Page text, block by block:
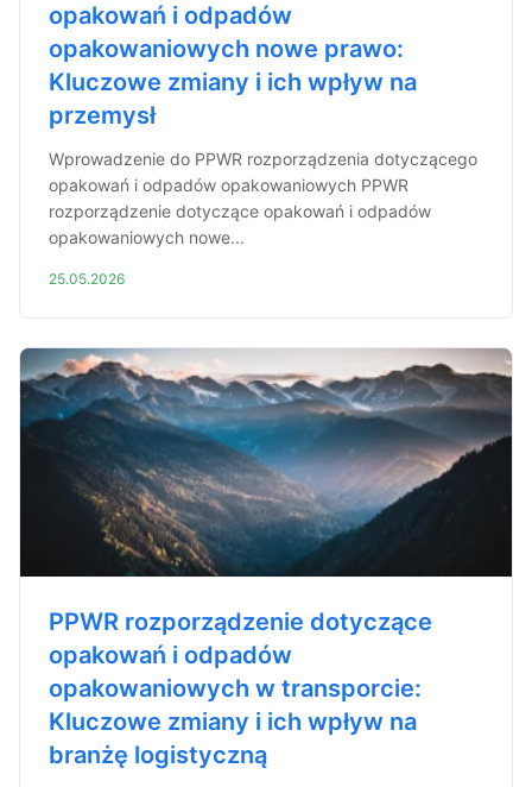
opakowań i odpadów
opakowaniowych nowe prawo:
Kluczowe zmiany i ich wpływ na
przemysł
Wprowadzenie do PPWR rozporządzenia dotyczącego
opakowań i odpadów opakowaniowych PPWR
rozporządzenie dotyczące opakowań i odpadów
opakowaniowych nowe...
25.05.2026
PPWR rozporządzenie dotyczące
opakowań i odpadów
opakowaniowych w transporcie:
Kluczowe zmiany i ich wpływ na
branżę logistyczną